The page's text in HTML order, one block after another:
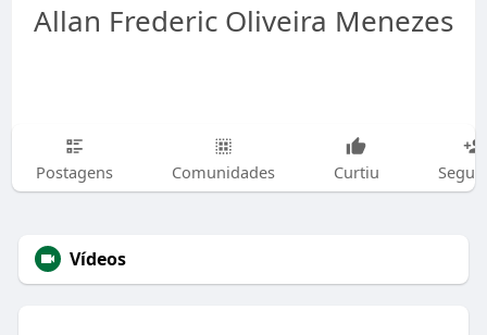
Allan Frederic Oliveira Menezes
Postagens Comunidades Curtiu
Vídeos